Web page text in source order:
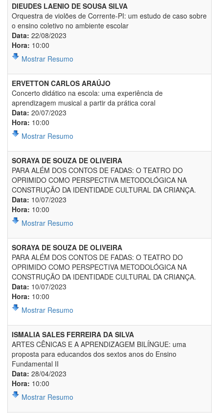
DIEUDES LAENIO DE SOUSA SILVA
Orquestra de violões de Corrente-PI: um estudo de caso sobre
o ensino coletivo no ambiente escolar
Data: 22/08/2023
Hora: 10:00
Mostrar Resumo
ERVETTON CARLOS ARAÚJO
Concerto didático na escola: uma experiência de
aprendizagem musical a partir da prática coral
Data: 20/07/2023
Hora: 10:00
Mostrar Resumo
SORAYA DE SOUZA DE OLIVEIRA
PARA ALÉM DOS CONTOS DE FADAS: O TEATRO DO
OPRIMIDO COMO PERSPECTIVA METODOLÓGICA NA
CONSTRUÇÃO DA IDENTIDADE CULTURAL DA CRIANÇA.
Data: 10/07/2023
Hora: 10:00
Mostrar Resumo
SORAYA DE SOUZA DE OLIVEIRA
PARA ALÉM DOS CONTOS DE FADAS: O TEATRO DO
OPRIMIDO COMO PERSPECTIVA METODOLÓGICA NA
CONSTRUÇÃO DA IDENTIDADE CULTURAL DA CRIANÇA.
Data: 10/07/2023
Hora: 10:00
Mostrar Resumo
ISMALIA SALES FERREIRA DA SILVA
ARTES CÊNICAS E A APRENDIZAGEM BILÍNGUE: uma
proposta para educandos dos sextos anos do Ensino
Fundamental II
Data: 28/04/2023
Hora: 10:00
Mostrar Resumo